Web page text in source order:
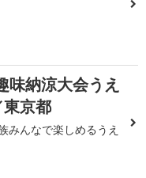
味納涼大会うえ
京都
みんなで楽しめるうえ